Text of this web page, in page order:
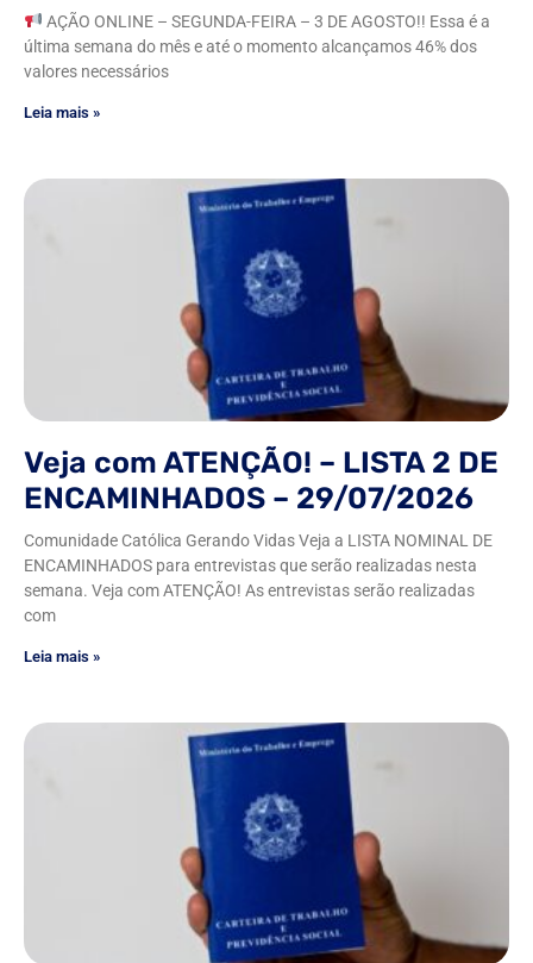
AÇÃO ONLINE – SEGUNDA-FEIRA – 3 DE AGOSTO!! Essa é a
última semana do mês e até o momento alcançamos 46% dos
valores necessários
Leia mais »
Veja com ATENÇÃO! – LISTA 2 DE
ENCAMINHADOS – 29/07/2026
Comunidade Católica Gerando Vidas Veja a LISTA NOMINAL DE
ENCAMINHADOS para entrevistas que serão realizadas nesta
semana. Veja com ATENÇÃO! As entrevistas serão realizadas
com
Leia mais »